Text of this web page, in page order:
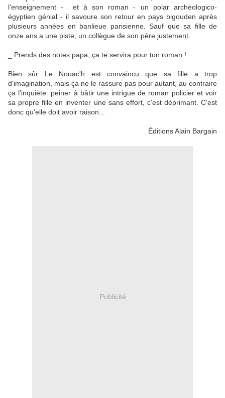
l'enseignement - et à son roman - un polar archéologico-
égyptien génial - il savoure son retour en pays bigouden après
plusieurs années en banlieue parisienne. Sauf que sa fille de
onze ans a une piste, un collègue de son père justement.
_ Prends des notes papa, ça te servira pour ton roman !
Bien sûr Le Nouac'h est convaincu que sa fille a trop
d'imagination, mais ça ne le rassure pas pour autant, au contraire
ça l'inquiète: peiner à bâtir une intrigue de roman policier et voir
sa propre fille en inventer une sans effort, c'est déprimant. C'est
donc qu'elle doit avoir raison...
Éditions Alain Bargain
Publicité